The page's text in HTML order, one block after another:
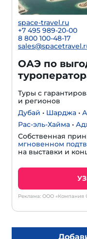
space-travel.ru
+7 495 989-20-00
8 800 100-48-17
ОАЭ по
Туры с
и регионов
Дубай • Шарджа •
Рас-эль-Хайма •
Собственная
мгновенном
на выставки и
Реклама: ООО «Компания